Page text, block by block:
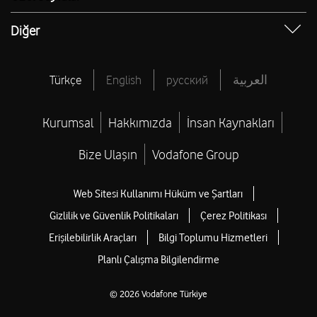
Samsung Telefonlar
Yaşam Blog
Sultanlar Ligi Fikstür
Bilinmeyen Numaralar
Hasar Sorgulama Servisi
Sınırsız ChatGPT
Brütten Nete Maaş Hesaplama
CV Hazırlama
Öğrenci Tablet Bilgisayar İndirimi
Kupon Kodu
Tarife Karşılaştırma
Diğer
Vodafone Medya Merkezi
Vodafone Finansman
Vodafone Pay
Türkçe English русский العربية
Kurumsal Hakkımızda İnsan Kaynakları
Bize Ulaşın Vodafone Group
Web Sitesi Kullanımı Hüküm ve Şartları
Gizlilik ve Güvenlik Politikaları
Çerez Politikası
Erişilebilirlik Araçları
Bilgi Toplumu Hizmetleri
Planlı Çalışma Bilgilendirme
© 2026 Vodafone Türkiye